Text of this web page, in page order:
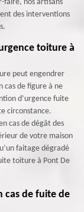
faire, nos artisans
des interventions
toiture à
peut engendrer
cas de figure à ne
d’urgence fuite
circonstance.
cas de dégât des
de votre maison
faitage dégradé
toiture à Pont De
cas de fuite de